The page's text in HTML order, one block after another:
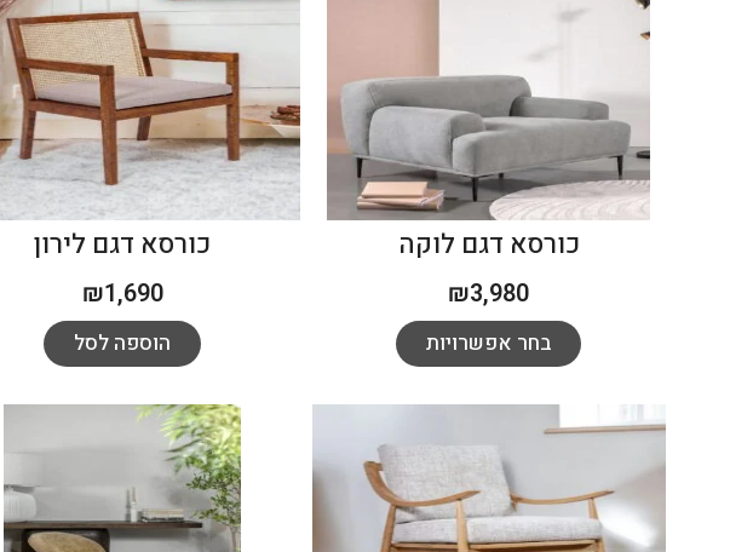
כורסא דגם לוקה
₪3,980
בחר אפשרויות
כורסא דגם לירון
₪1,690
הוספה לסל